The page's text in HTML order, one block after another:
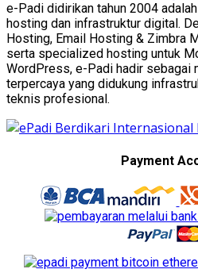
e-Padi didirikan tahun 2004
hosting dan infrastruktur digital.
Hosting, Email Hosting & Zimbra
serta specialized hosting untuk
WordPress, e-Padi hadir sebagai
terpercaya yang didukung
teknis profesional.
Payment